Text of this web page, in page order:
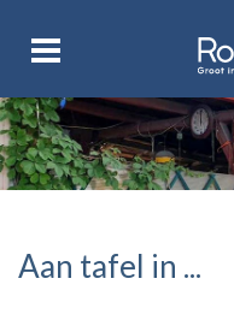
Aan tafel in ...